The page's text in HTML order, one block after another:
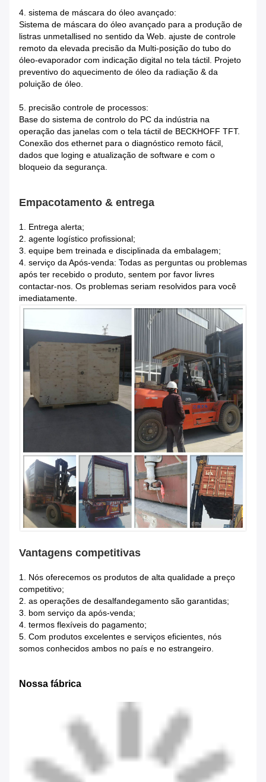
4. sistema de máscara do óleo avançado:
Sistema de máscara do óleo avançado para a produção de
listras unmetallised no sentido da Web. ajuste de controle
remoto da elevada precisão da Multi-posição do tubo do
óleo-evaporador com indicação digital no tela táctil. Projeto
preventivo do aquecimento de óleo da radiação & da
poluição de óleo.
5. precisão controle de processos:
Base do sistema de controlo do PC da indústria na
operação das janelas com o tela táctil de BECKHOFF TFT.
Conexão dos ethernet para o diagnóstico remoto fácil,
dados que loging e atualização de software e com o
bloqueio da segurança.
Empacotamento & entrega
1. Entrega alerta;
2. agente logístico profissional;
3. equipe bem treinada e disciplinada da embalagem;
4. serviço da Após-venda: Todas as perguntas ou problemas
após ter recebido o produto, sentem por favor livres
contactar-nos. Os problemas seriam resolvidos para você
imediatamente.
Vantagens competitivas
1. Nós oferecemos os produtos de alta qualidade a preço
competitivo;
2. as operações de desalfandegamento são garantidas;
3. bom serviço da após-venda;
4. termos flexíveis do pagamento;
5. Com produtos excelentes e serviços eficientes, nós
somos conhecidos ambos no país e no estrangeiro.
Nossa fábrica